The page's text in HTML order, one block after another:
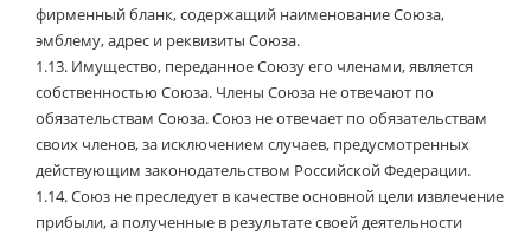
фирменный бланк, содержащий наименование Союза,
эмблему, адрес и реквизиты Союза.
1.13. Имущество, переданное Союзу его членами, является
собственностью Союза. Члены Союза не отвечают по
обязательствам Союза. Союз не отвечает по обязательствам
своих членов, за исключением случаев, предусмотренных
действующим законодательством Российской Федерации.
1.14.Союз не преследует в качестве основной цели извлечение
прибыли, а полученные в результате своей деятельности